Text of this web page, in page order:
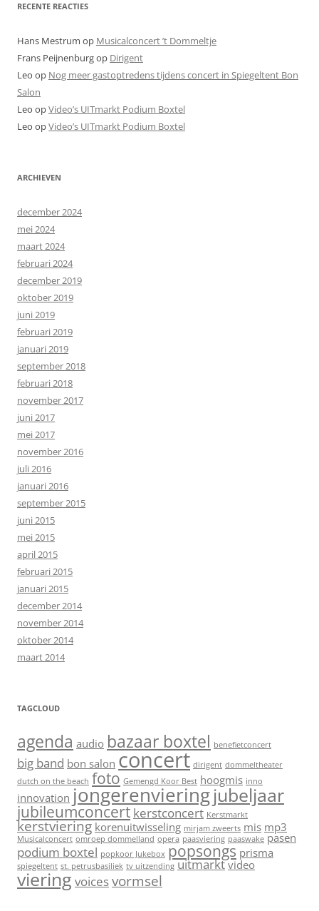
RECENTE REACTIES
Hans Mestrum op Musicalconcert ’t Dommeltje
Frans Peijnenburgop Dirigent
Leo op Nog meer gastoptredens tijdens concert in Spiegeltent Bon
Salon
Leo opVideo’s UITmarkt Podium Boxtel
Leo opVideo’s UITmarkt Podium Boxtel
ARCHIEVEN
december 2024
mei 2024
maart 2024
februari 2024
december 2019
oktober 2019
juni 2019
februari 2019
januari 2019
september 2018
februari 2018
november 2017
juni 2017
mei 2017
november 2016
juli 2016
januari 2016
september 2015
juni 2015
mei 2015
april 2015
februari 2015
januari 2015
december 2014
november 2014
oktober 2014
maart 2014
TAGCLOUD
agenda audio bazaar boxtel benefietconcert
big band bon salon concert dirigent dommeltheater
dutch on the beach foto Gemengd Koor Best hoogmis inno
innovation jongerenvieringjubeljaar
jubileumconcert kerstconcert Kerstmarkt
kerstviering korenuitwisseling mirjam zweerts mis mp3
Musicalconcert omroep dommelland opera paasviering paaswake pasen
podium boxtel popkoor Jukebox popsongs prisma
spiegeltent st. petrusbasiliek tv uitzending uitmarkt video
viering voicesvormsel